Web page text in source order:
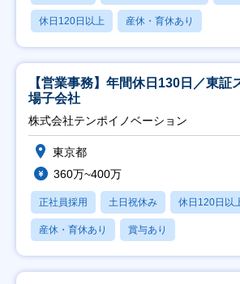
休日120日以上 産休・育休あり
【営業事務】年間休日130日／東証
場子会社
株式会社テンポイノベーション
東京都
360万~400万
正社員採用 土日祝休み 休日120日以
産休・育休あり 賞与あり